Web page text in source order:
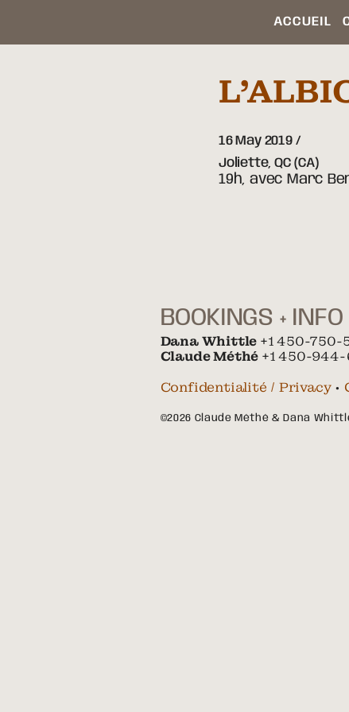
ACCUEIL
16 May 2019
Joliette, QC (CA)
19h, avec Marc
BOOKINGS + INFO
Dana Whittle +1 450-750-
Claude Méthé +1 450-
Confidentialité / Privacy•
©2026 Claude Méthé & Dana